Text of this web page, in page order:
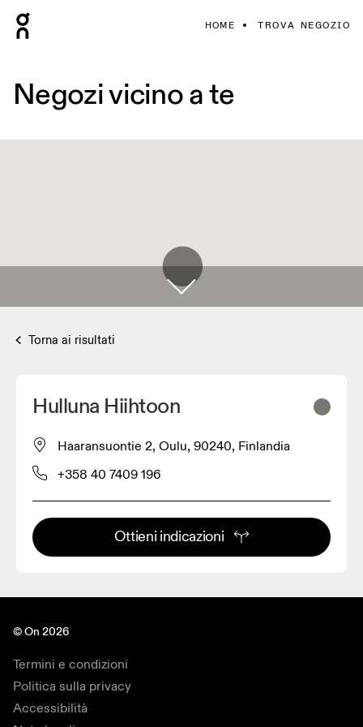
HOME TROVA NEGOZIO
Negozi vicino a te
Torna ai risultati
Hulluna Hiihtoon
Haaransuontie 2, Oulu, 90240, Finlandia
+358 40 7409 196
Ottieni indicazioni
© On 2026
Termini e condizioni
Politica sulla privacy
Accessibilità